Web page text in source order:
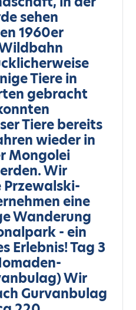
sehen
1960er
Tiere in
gebracht
Tiere bereits
wieder in
Mongolei
Wir
eine
Wanderung
- ein
Erlebnis! Tag 3
Wir
Gurvanbulag